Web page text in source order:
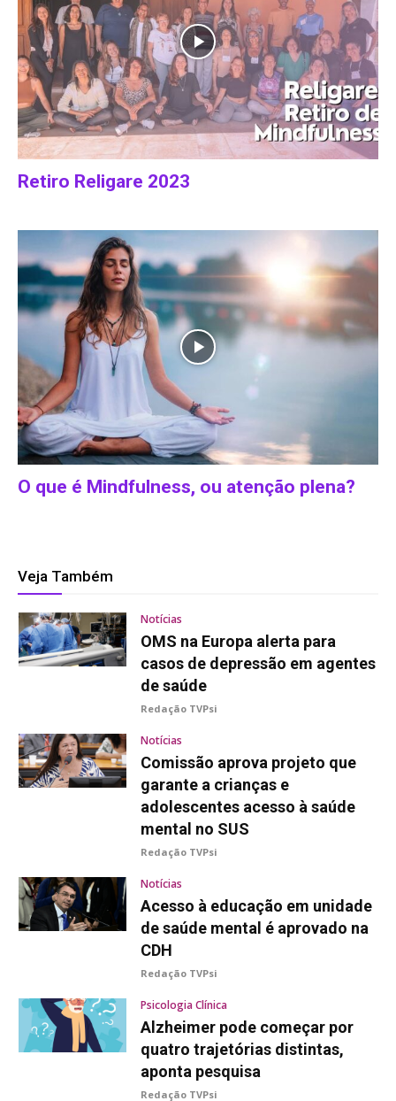
Retiro Religare 2023
O que é Mindfulness, ou atenção plena?
Veja Também
Notícias
OMS na Europa alerta para
casos de depressão em agentes
de saúde
Redação TVPsi
Notícias
Comissão aprova projeto que
garante a crianças e
adolescentes acesso à saúde
mental no SUS
Redação TVPsi
Notícias
Acesso à educação em unidade
de saúde mental é aprovado na
CDH
Redação TVPsi
Psicologia Clínica
Alzheimer pode começar por
quatro trajetórias distintas,
aponta pesquisa
Redação TVPsi